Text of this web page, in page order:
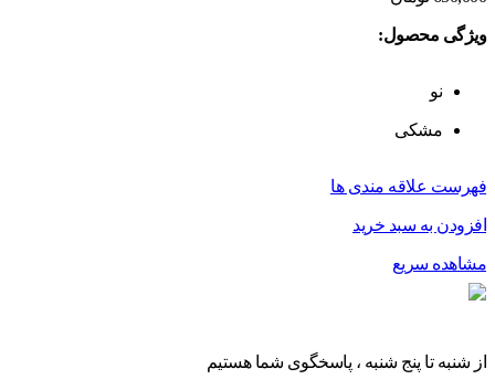
ویژگی محصول:
نو
مشکی
فهرست علاقه مندی ها
افزودن به سبد خرید
مشاهده سریع
از شنبه تا پنج شنبه ، پاسخگوی شما هستیم